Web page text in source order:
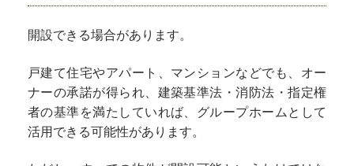
開設できる場合があります。
戸建て住宅やアパート、マンションなどでも、オー
ナーの承諾が得られ、建築基準法・消防法・指定権
者の基準を満たしていれば、グループホームとして
活用できる可能性があります。